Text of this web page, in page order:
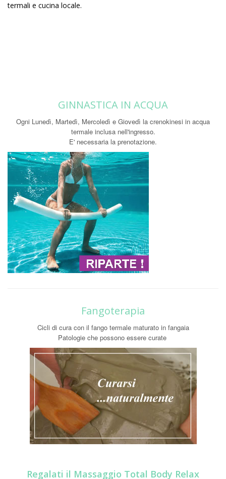
termali e cucina locale.
GINNASTICA IN ACQUA
Ogni Lunedì, Martedì, Mercoledì e Giovedì la crenokinesi in acqua
termale inclusa nell'ingresso.
E' necessaria la prenotazione.
Fangoterapia
Cicli di cura con il fango termale maturato in fangaia
Patologie che possono essere curate
Regalati il Massaggio Total Body Relax